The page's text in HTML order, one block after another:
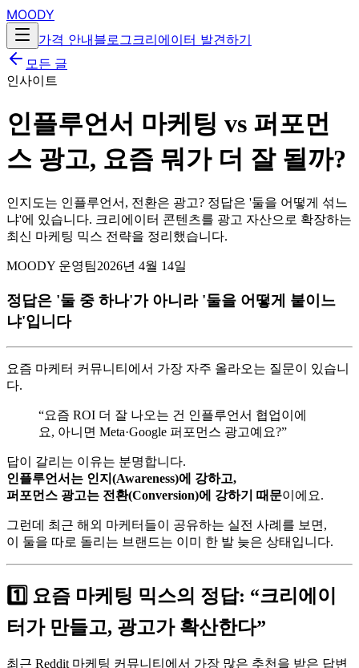
MOODY
가격 안내블로그크리에이터 발견하기
모든 글
인사이트
인플루언서 마케팅 vs 퍼포먼
스 광고, 요즘 뭐가 더 잘 될까?
인지도는 인플루언서, 전환은 광고? 정답은 '둘을 어떻게 섞느
냐'에 있습니다. 크리에이터 콘텐츠를 광고 자산으로 확장하는
최신 마케팅 믹스 전략을 정리했습니다.
MOODY 운영팀2026년 4월 14일
정답은 '둘 중 하나'가 아니라 '둘을 어떻게 붙이느
냐'입니다
요즘 마케터 커뮤니티에서 가장 자주 올라오는 질문이 있습니
다.
“요즘 ROI 더 잘 나오는 건 인플루언서 협업이에
요, 아니면 Meta·Google 퍼포먼스 광고예요?”
답이 갈리는 이유는 분명합니다.
인플루언서는 인지(Awareness)에 강하고,
퍼포먼스 광고는 전환(Conversion)에 강하기 때문이에요.
그런데 최근 해외 마케터들이 공유하는 실전 사례를 보면,
이 둘을 따로 돌리는 브랜드는 이미 한 발 늦은 상태입니다.
1️⃣ 요즘 마케팅 믹스의 정답: “크리에이
터가 만들고, 광고가 확산한다”
최근 Reddit 마케팅 커뮤니티에서 가장 많은 추천을 받은 답변